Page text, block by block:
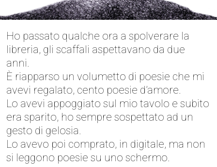
Ho passato qualche ora a spolverare la
libreria, gli scaffali aspettavano da due
anni.
È riapparso un volumetto di poesie che mi
avevi regalato, cento poesie d’amore.
Lo avevi appoggiato sul mio tavolo e subito
era sparito, ho sempre sospettato ad un
gesto di gelosia.
Lo avevo poi comprato, in digitale, ma non
si leggono poesie su uno schermo.